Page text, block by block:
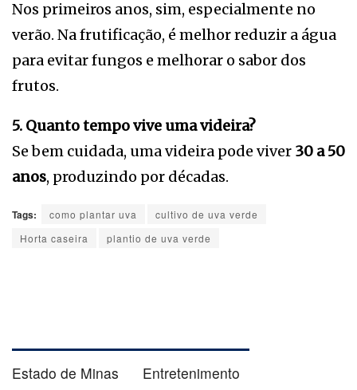
Nos primeiros anos, sim, especialmente no
verão. Na frutificação, é melhor reduzir a água
para evitar fungos e melhorar o sabor dos
frutos.
5. Quanto tempo vive uma videira?
Se bem cuidada, uma videira pode viver 30 a 50
anos, produzindo por décadas.
Tags: como plantar uva
cultivo de uva verde
Horta caseira
plantio de uva verde
Estado de Minas Entretenimento